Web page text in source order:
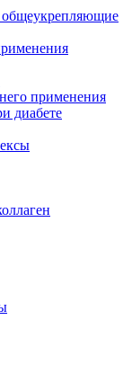
применения
диабете